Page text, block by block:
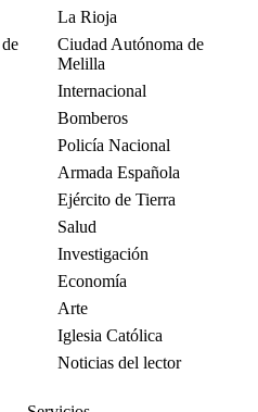
La Rioja
Ciudad Autónoma de
Melilla
Internacional
Bomberos
Policía Nacional
Armada Española
Ejército de Tierra
Salud
Investigación
Economía
Arte
Iglesia Católica
Noticias del lector